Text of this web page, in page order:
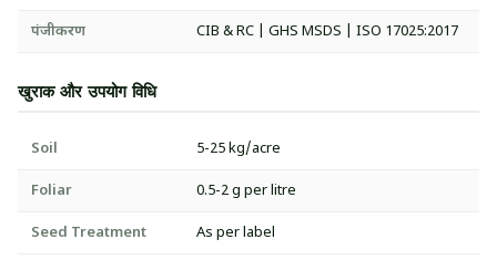
पंजीकरण CIB & RC | GHS MSDS | ISO 17025:2017
खुराक और उपयोग विधि
Soil 5-25 kg/acre
Foliar 0.5-2 g per litre
Seed Treatment As per label